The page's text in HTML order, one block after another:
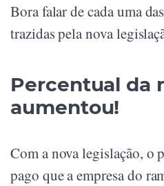
Bora falar de cada uma
trazidas pela nova
Percentual da
aumentou!
Com a nova legislação, o
pago que a empresa do